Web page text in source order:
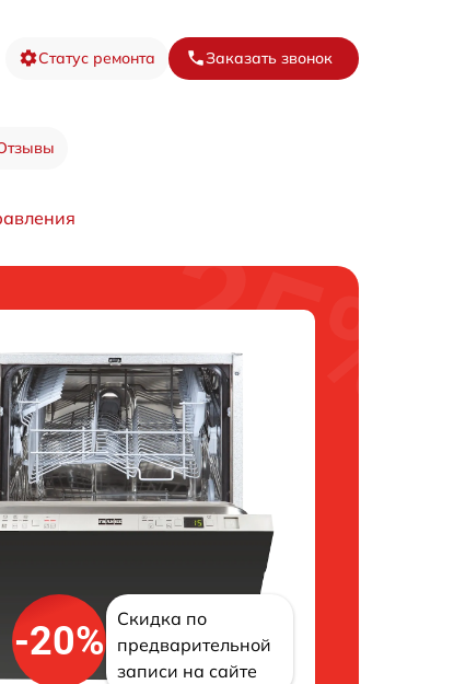
Статус ремонта Заказать звонок
-20%
Скидка по
предварительной
записи на сайте